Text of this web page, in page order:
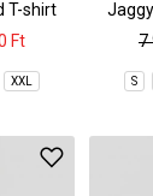
T-shirt
Ft
XXL
7
S